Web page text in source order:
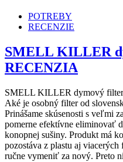
POTREBY
RECENZIE
SMELL KILLER
RECENZIA
SMELL KILLER dymový
Aké je osobný filter od
Prinášame skúsenosti s veľmi
pomerne efektívne eliminovať
konopnej sušiny. Produkt má
pozostáva z plastu aj
ručne vymeniť za nový. Preto